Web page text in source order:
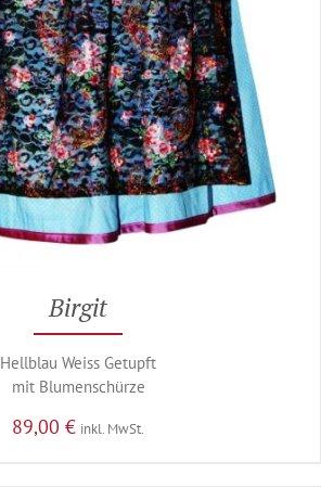
Birgit
Hellblau Weiss Getupft
mit Blumenschürze
89,00 € inkl. MwSt.